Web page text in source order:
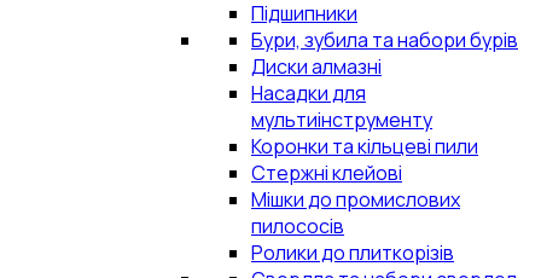
Підшипники
Бури, зубила та набори бурів
Диски алмазні
Насадки для
мультиінструменту
Коронки та кільцеві пили
Стержні клейові
Мішки до промислових
пилососів
Ролики до плиткорізів